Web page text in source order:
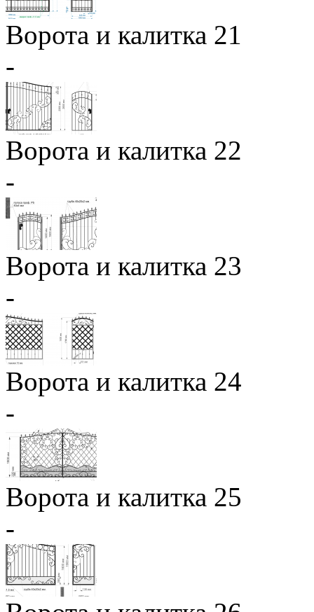
Ворота и калитка 21
-
Ворота и калитка 22
-
Ворота и калитка 23
-
Ворота и калитка 24
-
Ворота и калитка 25
-